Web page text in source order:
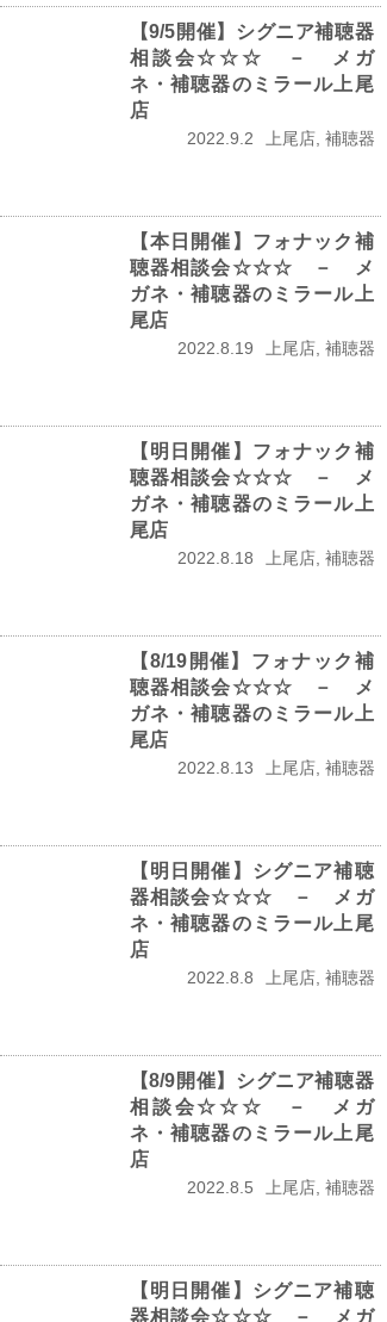
【9/5開催】シグニア補聴器
相談会☆☆☆ － メガ
ネ・補聴器のミラール上尾
店
2022.9.2 上尾店, 補聴器
【本日開催】フォナック補
聴器相談会☆☆☆ － メ
ガネ・補聴器のミラール上
尾店
2022.8.19 上尾店, 補聴器
【明日開催】フォナック補
聴器相談会☆☆☆ － メ
ガネ・補聴器のミラール上
尾店
2022.8.18 上尾店, 補聴器
【8/19開催】フォナック補
聴器相談会☆☆☆ － メ
ガネ・補聴器のミラール上
尾店
2022.8.13 上尾店, 補聴器
【明日開催】シグニア補聴
器相談会☆☆☆ － メガ
ネ・補聴器のミラール上尾
店
2022.8.8 上尾店, 補聴器
【8/9開催】シグニア補聴器
相談会☆☆☆ － メガ
ネ・補聴器のミラール上尾
店
2022.8.5 上尾店, 補聴器
【明日開催】シグニア補聴
器相談会☆☆☆ － メガ